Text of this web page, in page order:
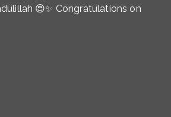
😍✨ Congratulations on